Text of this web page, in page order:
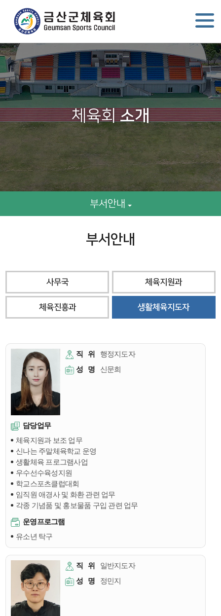
체육회소개
부서안내
부서안내
사무국 체육지원과
체육진흥과 생활체육지도자
직 위
행정지도자
성
명 신문희
담당업무
체육지원과 보조 업무
신나는 주말체육학교 운영
생활체육 프로그램사업
우수선수육성지원
학교스포츠클럽대회
임직원 애경사 및 화환 관련 업무
각종 기념품 및 홍보물품 구입 관련 업무
운영프로그램
유소년 탁구
직 위
일반지도자
성
명 정민지